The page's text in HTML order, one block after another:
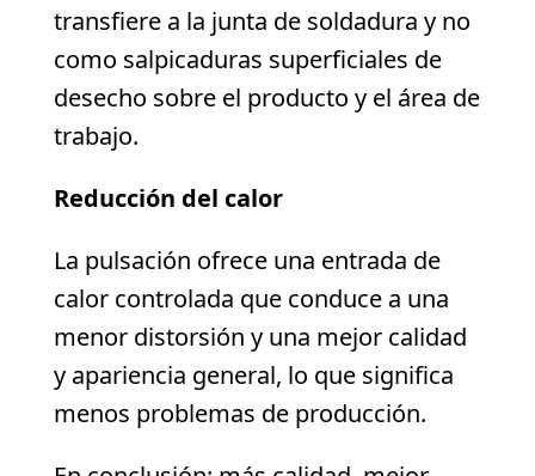
transfiere a la junta de soldadura y no
como salpicaduras superficiales de
desecho sobre el producto y el área de
trabajo.
Reducción del calor
La pulsación ofrece una entrada de
calor controlada que conduce a una
menor distorsión y una mejor calidad
y apariencia general, lo que significa
menos problemas de producción.